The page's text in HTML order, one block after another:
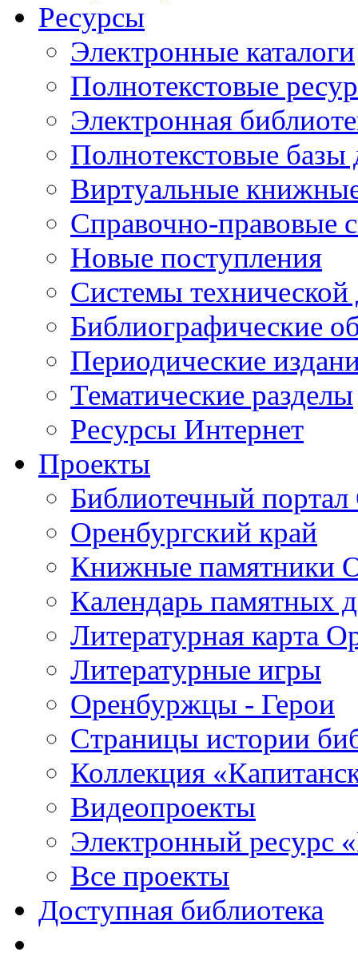
Ресурсы
Электронные каталоги
Полнотекстовые
Электронная
Полнотекстовые
Виртуальные
Справочно-правовые
Новые поступления
Cистемы
Библиографические
Периодические
Тематические разделы
Ресурсы Интернет
Проекты
Библиотечный портал
Оренбургский край
Книжные памятники
Календарь памятных
Литературная карта
Литературные игры
Оренбуржцы - Герои
Страницы истории
Коллекция
Видеопроекты
Электронный ресурс
Все проекты
Доступная библиотека